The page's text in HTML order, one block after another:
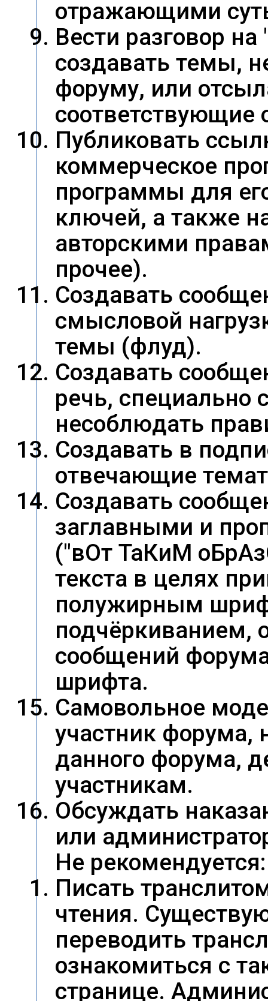
отражающими
Вести разговор
создавать темы,
форуму, или
Публиковать
коммерческое
программы для
ключей, а также
авторскими
прочее).
Создавать
смысловой
темы (флуд).
Создавать
речь, специально
несоблюдать
Создавать в
отвечающие
Cоздавать
заглавными и
("вОт ТаКиМ
текста в целях
полужирным
подчёркиванием,
сообщений
шрифта.
Самовольное
участник
данного форума,
участникам.
Обсуждать
или
Не рекомендуется:
Писать
чтения.
переводить
ознакомиться с
странице.